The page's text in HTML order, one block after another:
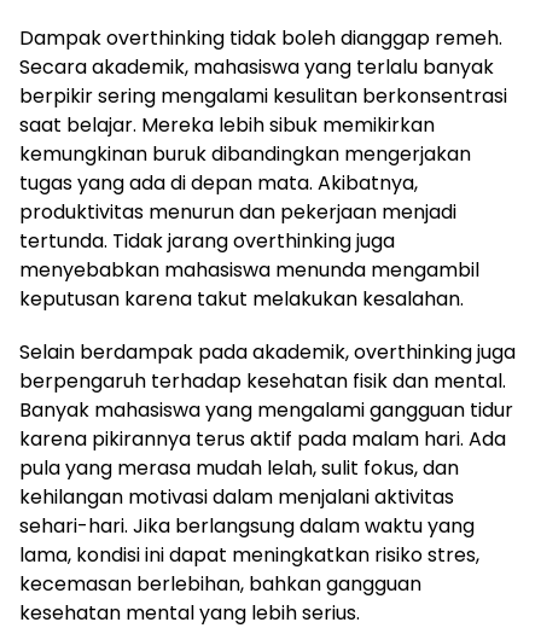
Dampak overthinking tidak boleh dianggap remeh.
Secara akademik, mahasiswa yang terlalu banyak
berpikir sering mengalami kesulitan berkonsentrasi
saat belajar. Mereka lebih sibuk memikirkan
kemungkinan buruk dibandingkan mengerjakan
tugas yang ada di depan mata. Akibatnya,
produktivitas menurun dan pekerjaan menjadi
tertunda. Tidak jarang overthinking juga
menyebabkan mahasiswa menunda mengambil
keputusan karena takut melakukan kesalahan.
Selain berdampak pada akademik, overthinking juga
berpengaruh terhadap kesehatan fisik dan mental.
Banyak mahasiswa yang mengalami gangguan tidur
karena pikirannya terus aktif pada malam hari. Ada
pula yang merasa mudah lelah, sulit fokus, dan
kehilangan motivasi dalam menjalani aktivitas
sehari-hari. Jika berlangsung dalam waktu yang
lama, kondisi ini dapat meningkatkan risiko stres,
kecemasan berlebihan, bahkan gangguan
kesehatan mental yang lebih serius.